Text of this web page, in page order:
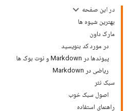
در این صفحه
بهترین شیوه ها
مارک داون
در مورد کد بنویسید
پیوندها در Markdown و نوت بوک ها
ریاضی در Markdown
سبک نثر
اصول سبک خوب
راهنمای استفاده